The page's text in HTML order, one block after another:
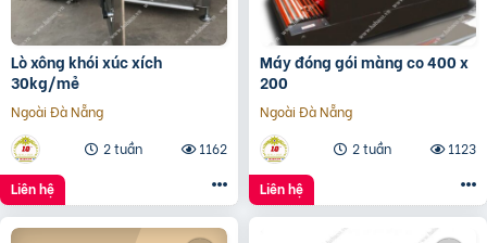
Lò xông khói xúc xích
30kg/mẻ
Ngoài Đà Nẵng
2 tuần
1162
Liên hệ
Máy đóng gói màng co 400 x
200
Ngoài Đà Nẵng
2 tuần
1123
Liên hệ